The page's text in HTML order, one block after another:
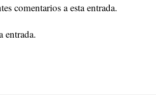
comentarios a esta entrada.
entrada.